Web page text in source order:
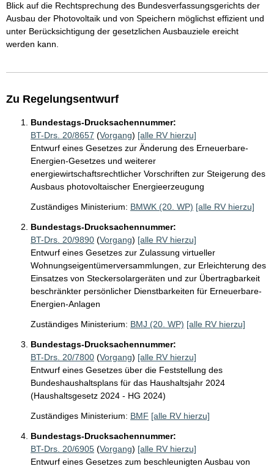
Blick auf die Rechtsprechung des Bundesverfassungsgerichts der
Ausbau der Photovoltaik und von Speichern möglichst effizient und
unter Berücksichtigung der gesetzlichen Ausbauziele ereicht
werden kann.
Zu Regelungsentwurf
Bundestags-Drucksachennummer:
BT-Drs. 20/8657 (Vorgang) [alle RV hierzu]
Entwurf eines Gesetzes zur Änderung des Erneuerbare-
Energien-Gesetzes und weiterer
energiewirtschaftsrechtlicher Vorschriften zur Steigerung des
Ausbaus photovoltaischer Energieerzeugung
Zuständiges Ministerium: BMWK (20. WP) [alle RV hierzu]
Bundestags-Drucksachennummer:
BT-Drs. 20/9890 (Vorgang) [alle RV hierzu]
Entwurf eines Gesetzes zur Zulassung virtueller
Wohnungseigentümerversammlungen, zur Erleichterung des
Einsatzes von Steckersolargeräten und zur Übertragbarkeit
beschränkter persönlicher Dienstbarkeiten für Erneuerbare-
Energien-Anlagen
Zuständiges Ministerium: BMJ (20. WP) [alle RV hierzu]
Bundestags-Drucksachennummer:
BT-Drs. 20/7800 (Vorgang) [alle RV hierzu]
Entwurf eines Gesetzes über die Feststellung des
Bundeshaushaltsplans für das Haushaltsjahr 2024
(Haushaltsgesetz 2024 - HG 2024)
Zuständiges Ministerium: BMF [alle RV hierzu]
Bundestags-Drucksachennummer:
BT-Drs. 20/6905 (Vorgang) [alle RV hierzu]
Entwurf eines Gesetzes zum beschleunigten Ausbau von